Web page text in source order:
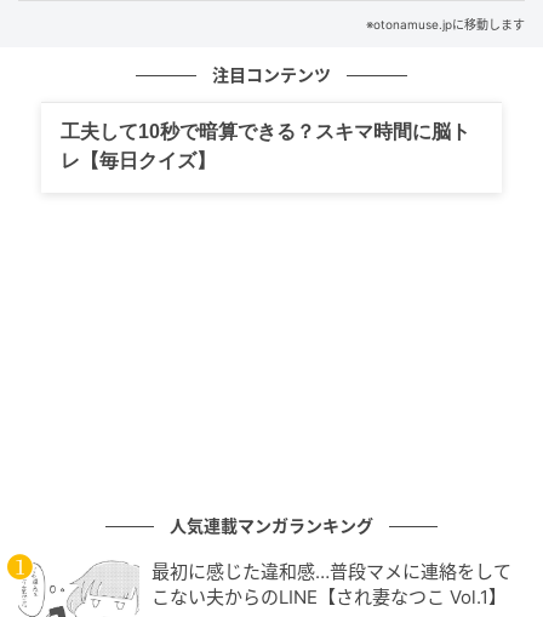
ガラス張りの開放感あふれるロビーラウンジの先に
は、堂々たる国宝・犬山城の天守が！ 一段下がったと
ころにあるキャッスルシートに座り、ボーッと日光浴
※otonamuse.jpに移動します
注目コンテンツ
工夫して10秒で暗算できる？スキマ時間に脳ト
レ【毎日クイズ】
人気連載マンガランキング
最初に感じた違和感…普段マメに連絡をして
こない夫からのLINE【され妻なつこ Vol.1】